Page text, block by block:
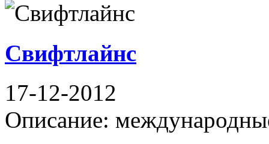
Свифтлайнс
17-12-2012
Описание: